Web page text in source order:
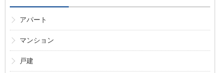
アパート
マンション
戸建